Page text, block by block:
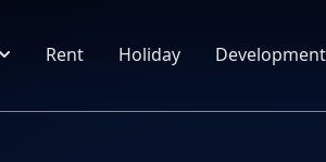
Rent Holiday